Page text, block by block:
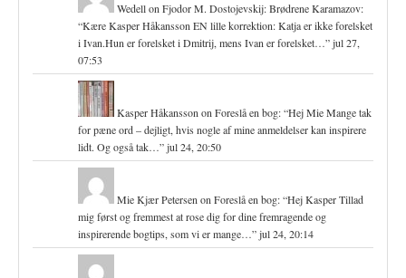
Wedellon Fjodor M. Dostojevskij: Brødrene Karamazov:
“Kære Kasper Håkansson EN lille korrektion: Katja er ikke forelsket
i Ivan.Hun er forelsket i Dmitrij, mens Ivan er forelsket…”jul 27,
07:53
Kasper Håkansson on Foreslå en bog: “Hej Mie Mange tak
for pæne ord – dejligt, hvis nogle af mine anmeldelser kan inspirere
lidt. Og også tak…”jul 24, 20:50
Mie Kjær Petersen on Foreslå en bog: “Hej Kasper Tillad
mig først og fremmest at rose dig for dine fremragende og
inspirerende bogtips, som vi er mange…”jul 24, 20:14